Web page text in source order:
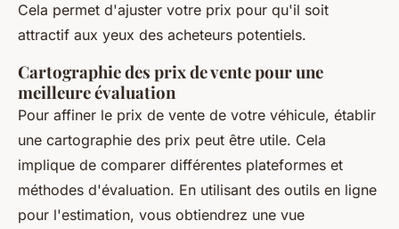
Cela permet d'ajuster votre prix pour qu'il soit
attractif aux yeux des acheteurs potentiels.
Cartographie des prix de ventepour une
meilleure évaluation
Pour affiner le prix de vente de votre véhicule, établir
une cartographie des prix peut être utile. Cela
implique de comparer différentes plateformes et
méthodes d'évaluation. En utilisant des outils en ligne
pour l'estimation, vous obtiendrez une vue